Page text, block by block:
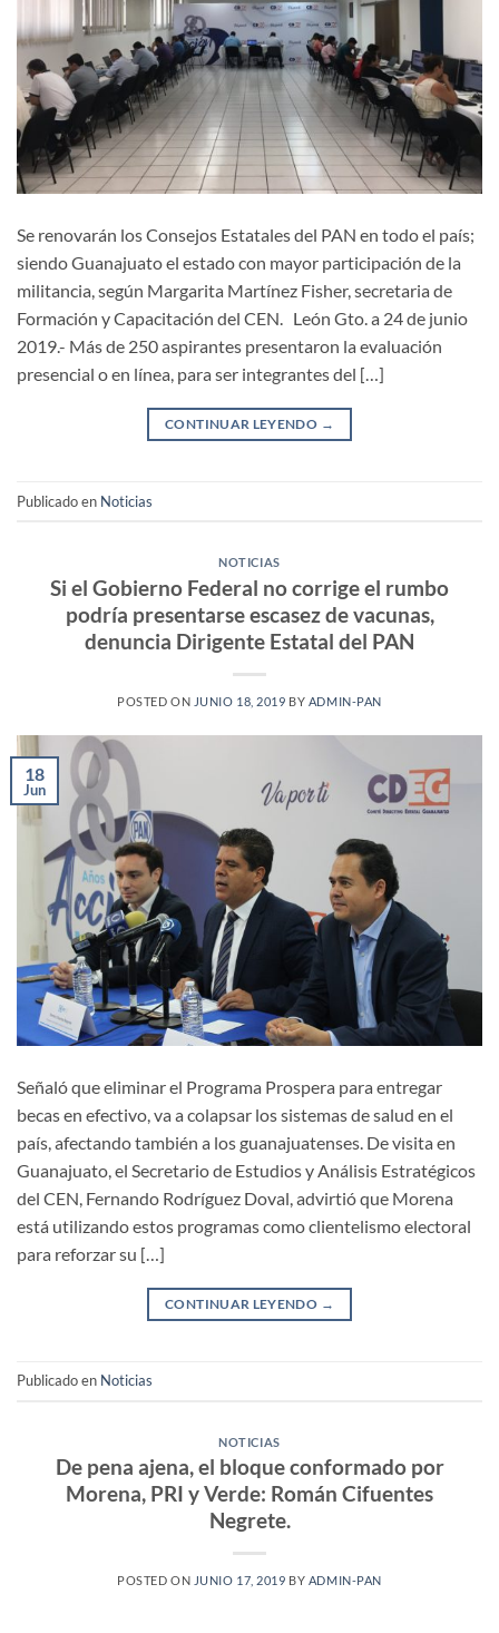
Se renovarán los Consejos Estatales del PAN en todo el país;
siendo Guanajuato el estado con mayor participación de la
militancia, según Margarita Martínez Fisher, secretaria de
Formación y Capacitación del CEN. León Gto. a 24 de junio
2019.- Más de 250 aspirantes presentaron la evaluación
presencial o en línea, para ser integrantes del […]
CONTINUAR LEYENDO →
Publicado en Noticias
NOTICIAS
Si el Gobierno Federal no corrige el rumbo
podría presentarse escasez de vacunas,
denuncia Dirigente Estatal del PAN
POSTED ON JUNIO 18, 2019 BY ADMIN-PAN
18
Jun
Señaló que eliminar el Programa Prospera para entregar
becas en efectivo, va a colapsar los sistemas de salud en el
país, afectando también a los guanajuatenses. De visita en
Guanajuato, el Secretario de Estudios y Análisis Estratégicos
del CEN, Fernando Rodríguez Doval, advirtió que Morena
está utilizando estos programas como clientelismo electoral
para reforzar su […]
CONTINUAR LEYENDO →
Publicado en Noticias
NOTICIAS
De pena ajena, el bloque conformado por
Morena, PRI y Verde: Román Cifuentes
Negrete.
POSTED ON JUNIO 17, 2019 BY ADMIN-PAN